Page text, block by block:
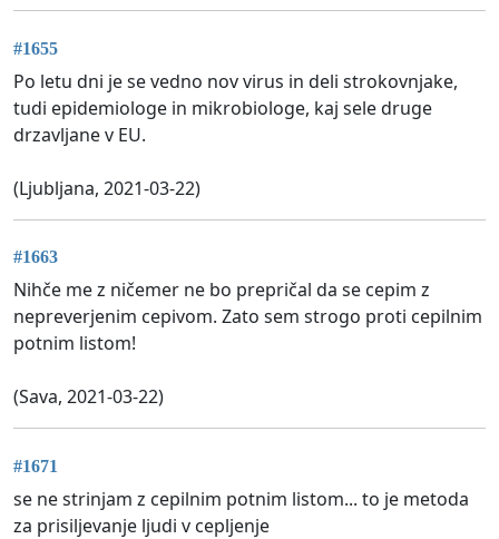
#1655
Po letu dni je se vedno nov virus in deli strokovnjake,
tudi epidemiologe in mikrobiologe, kaj sele druge
drzavljane v EU.
(Ljubljana, 2021-03-22)
#1663
Nihče me z ničemer ne bo prepričal da se cepim z
nepreverjenim cepivom. Zato sem strogo proti cepilnim
potnim listom!
(Sava, 2021-03-22)
#1671
se ne strinjam z cepilnim potnim listom... to je metoda
za prisiljevanje ljudi v cepljenje